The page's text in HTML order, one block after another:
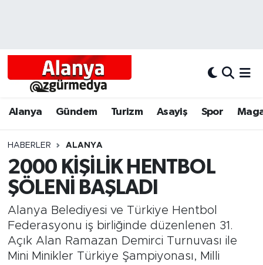
Alanya Gündem Turizm Asayiş Spor
HABERLER ALANYA
2000 KİŞİLİK HENTBOL
ŞÖLENİ BAŞLADI
Alanya Belediyesi ve Türkiye Hentbol
Federasyonu iş birliğinde düzenlenen 31.
Açık Alan Ramazan Demirci Turnuvası ile
Mini Minikler Türkiye Şampiyonası, Milli
Alanyum
Bölgesel
Dünya
Eğitim
Ekonomi
Alanya Hava Durumu
Tüm Manşetler
Son Dakika Haberleri
Haber Arşivi